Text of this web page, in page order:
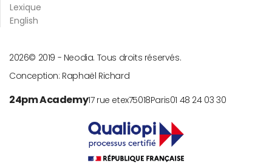
Lexique
English
© 2019 -
2026
Neodia. Tous droits réservés.
Conception: Raphaël Richard
24pm Academy17 rue etex75018Paris01 48 24 03 30